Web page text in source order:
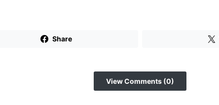
Share
View Comments (0)